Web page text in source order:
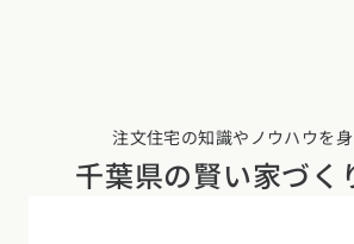
注文住宅の知識やノウハウを
千葉県の賢い家づく